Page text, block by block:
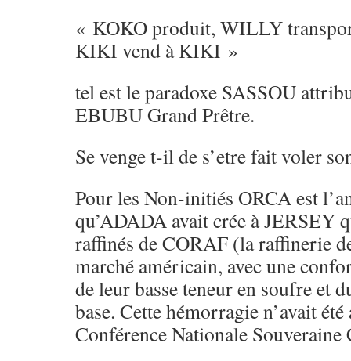
« KOKO produit, WILLY
KIKI vend à KIKI »
tel est le paradoxe SASSOU
EBUBU Grand Prêtre.
Se venge t-il de s’etre fait voler
Pour les Non-initiés ORCA est
qu’ADADA avait crée à JERSEY
raffinés de CORAF (la raffinerie
marché américain, avec une
de leur basse teneur en soufre et
base. Cette hémorragie n’avait
Conférence Nationale Souveraine